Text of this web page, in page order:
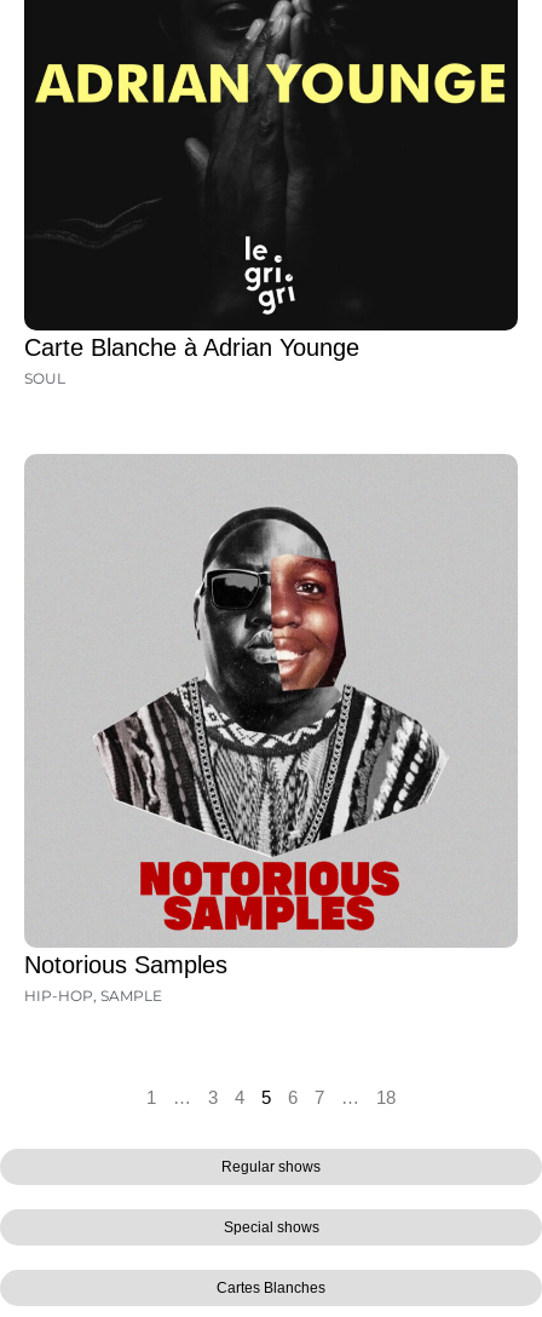
Regular shows
Special shows
Cartes Blanches
Carte Blanche à Adrian Younge
SOUL
Notorious Samples
HIP-HOP, SAMPLE
1 … 3 4 5 6 7 … 18